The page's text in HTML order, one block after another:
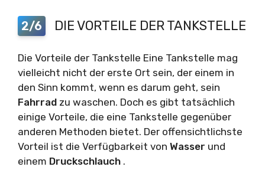
2/6 DIE VORTEILE DER TANKSTELLE
Die Vorteile der Tankstelle Eine Tankstelle mag
vielleicht nicht der erste Ort sein, der einem in
den Sinn kommt, wenn es darum geht, sein
Fahrrad zu waschen. Doch es gibt tatsächlich
einige Vorteile, die eine Tankstelle gegenüber
anderen Methoden bietet. Der offensichtlichste
Vorteil ist die Verfügbarkeit von Wasser und
einem Druckschlauch .